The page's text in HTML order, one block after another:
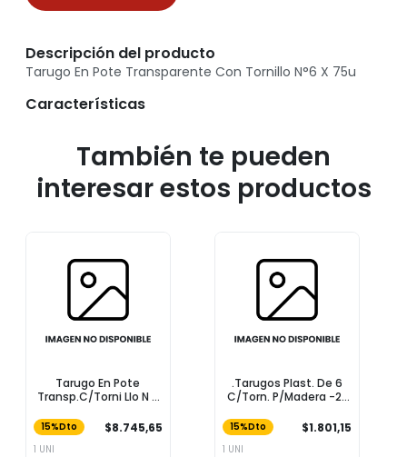
Descripción del producto
Tarugo En Pote Transparente Con Tornillo N°6 X 75u
Características
También te pueden
interesar estos productos
Tarugo En Pote
Transp.C/Torni Llo N 8
15%Dto $8.745,65
1 UNI
.Tarugos Plast. De 6
C/Torn. P/Madera -28
15%Dto $1.801,15
1 UNI